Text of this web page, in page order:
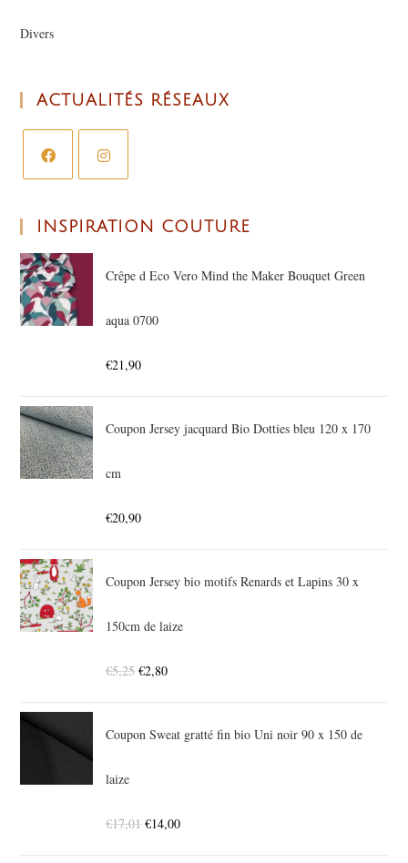
Divers
ACTUALITÉS RÉSEAUX
INSPIRATION COUTURE
Crêpe d Eco Vero Mind the Maker Bouquet Green
aqua 0700
€21,90
Coupon Jersey jacquard Bio Dotties bleu 120 x 170
cm
€20,90
Coupon Jersey bio motifs Renards et Lapins 30 x
150cm de laize
€5,25 €2,80
Coupon Sweat gratté fin bio Uni noir 90 x 150 de
laize
€17,01 €14,00